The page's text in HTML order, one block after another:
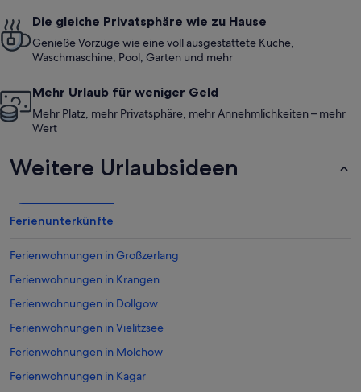
Die gleiche Privatsphäre wie zu Hause
Genieße Vorzüge wie eine voll ausgestattete Küche,
Waschmaschine, Pool, Garten und mehr
Mehr Urlaub für weniger Geld
Mehr Platz, mehr Privatsphäre, mehr Annehmlichkeiten – mehr
Wert
Weitere Urlaubsideen
Ferienunterkünfte
Ferienwohnungen in Großzerlang
Ferienwohnungen in Krangen
Ferienwohnungen in Dollgow
Ferienwohnungen in Vielitzsee
Ferienwohnungen in Molchow
Ferienwohnungen in Kagar